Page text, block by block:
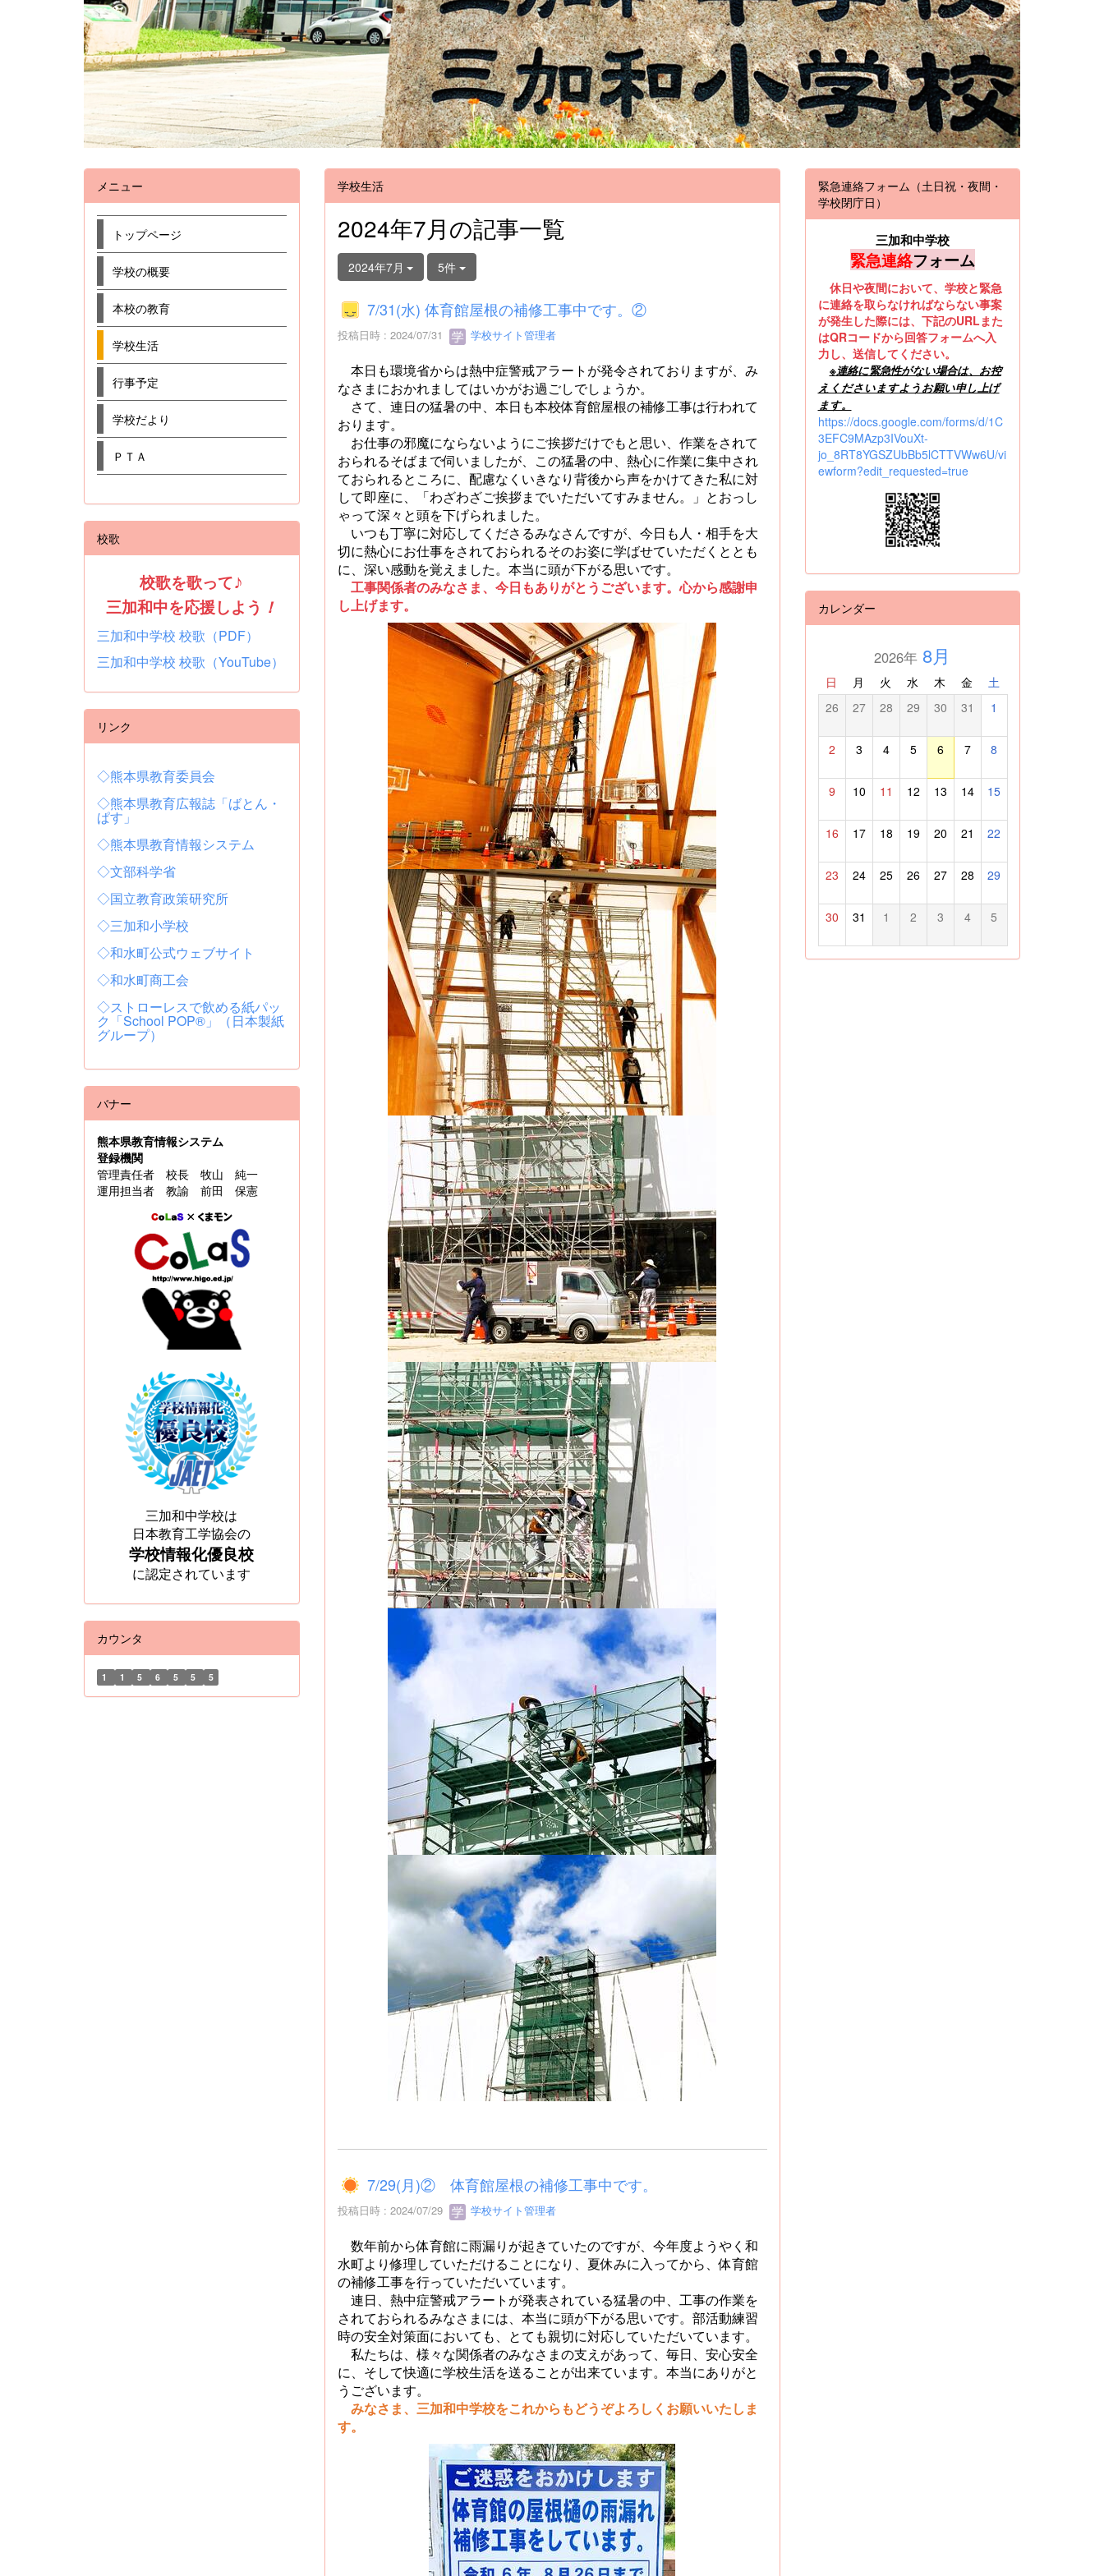
学校生活
2024年7月の記事一覧
2024年7月 5件
7/31(水) 体育館屋根の補修工事中です。②
投稿日時 : 2024/07/31 学校サイト管理者
本日も環境省からは熱中症警戒アラートが発令されておりますが、み
なさまにおかれましてはいかがお過ごしでしょうか。
さて、連日の猛暑の中、本日も本校体育館屋根の補修工事は行われて
おります。
お仕事の邪魔にならないようにご挨拶だけでもと思い、作業をされて
おられるそばまで伺いましたが、この猛暑の中、熱心に作業に集中され
ておられるところに、配慮なくいきなり背後から声をかけてきた私に対
して即座に、「わざわざご挨拶までいただいてすみません。」とおっし
ゃって深々と頭を下げられました。
いつも丁寧に対応してくださるみなさんですが、今日も人・相手を大
切に熱心にお仕事をされておられるそのお姿に学ばせていただくととも
に、深い感動を覚えました。本当に頭が下がる思いです。
工事関係者のみなさま、今日もありがとうございます。心から感謝申
し上げます。
7/29(月)② 体育館屋根の補修工事中です。
投稿日時 : 2024/07/29 学校サイト管理者
数年前から体育館に雨漏りが起きていたのですが、今年度ようやく和
水町より修理していただけることになり、夏休みに入ってから、体育館
の補修工事を行っていただいています。
連日、熱中症警戒アラートが発表されている猛暑の中、工事の作業を
されておられるみなさまには、本当に頭が下がる思いです。部活動練習
時の安全対策面においても、とても親切に対応していただいています。
私たちは、様々な関係者のみなさまの支えがあって、毎日、安心安全
に、そして快適に学校生活を送ることが出来ています。本当にありがと
うございます。
みなさま、三加和中学校をこれからもどうぞよろしくお願いいたしま
す。
メニュー
トップページ
学校の概要
本校の教育
学校生活
行事予定
学校だより
ＰＴＡ
校歌
校歌を歌って♪
三加和中を応援しよう ！
三加和中学校 校歌（PDF）
三加和中学校 校歌（YouTube）
リンク
◇熊本県教育委員会
◇熊本県教育広報誌「ばとん・
ぱす」
◇熊本県教育情報システム
◇文部科学省
◇国立教育政策研究所
◇三加和小学校
◇和水町公式ウェブサイト
◇和水町商工会
◇ストローレスで飲める紙パッ
ク「School POP®」（日本製紙
グループ）
バナー
熊本県教育情報システム
登録機関
管理責任者 校長 牧山 純一
運用担当者 教諭 前田 保憲
三加和中学校は
日本教育工学協会の
学校情報化優良校
に認定されています
カウンタ
1 1 5 6 5 5 5
緊急連絡フォーム（土日祝・夜間・
学校閉庁日）
三加和中学校
緊急連絡フォーム
休日や夜間において、学校と緊急
に連絡を取らなければならない事案
が発生した際には、下記のURLまた
はQRコードから回答フォームへ入
力し、送信してください。
※連絡に緊急性がない場合は、お控
えくださいますようお願い申し上げ
ます。
https://docs.google.com/forms/d/1C
3EFC9MAzp3IVouXt-
jo_8RT8YGSZUbBb5lCTTVWw6U/vi
ewform?edit_requested=true
カレンダー
2026年 8月
日 月 火 水 木 金 土
26 27 28 29 30 31 1
2 3 4 5 6 7 8
9 10 11 12 13 14 15
16 17 18 19 20 21 22
23 24 25 26 27 28 29
30 31 1 2 3 4 5